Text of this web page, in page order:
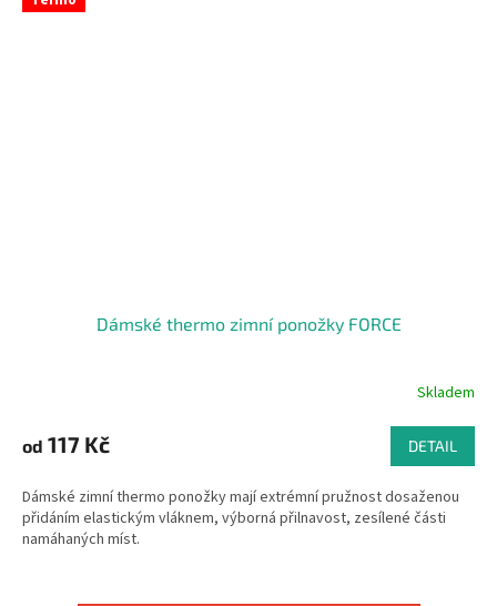
Dámské thermo zimní ponožky FORCE
Skladem
od 117 Kč DETAIL
Dámské zimní thermo ponožky mají extrémní pružnost dosaženou
přidáním elastickým vláknem, výborná přilnavost, zesílené části
namáhaných míst.